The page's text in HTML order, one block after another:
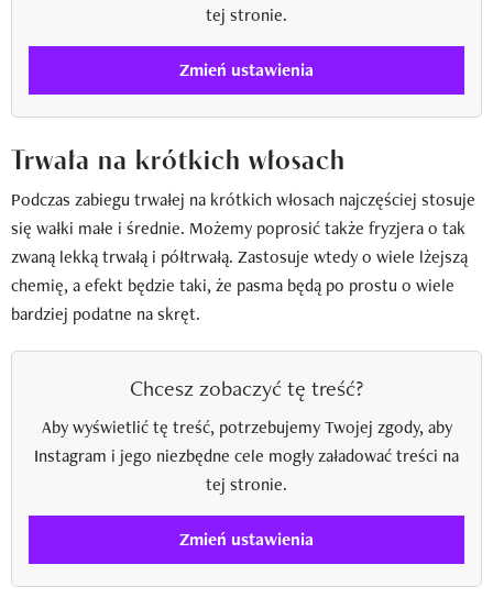
tej stronie.
Zmień ustawienia
Trwała na krótkich włosach
Podczas zabiegu trwałej na krótkich włosach najczęściej stosuje
się wałki małe i średnie. Możemy poprosić także fryzjera o tak
zwaną lekką trwałą i półtrwałą. Zastosuje wtedy o wiele lżejszą
chemię, a efekt będzie taki, że pasma będą po prostu o wiele
bardziej podatne na skręt.
Chcesz zobaczyć tę treść?
Aby wyświetlić tę treść, potrzebujemy Twojej zgody, aby
Instagram i jego niezbędne cele mogły załadować treści na
tej stronie.
Zmień ustawienia